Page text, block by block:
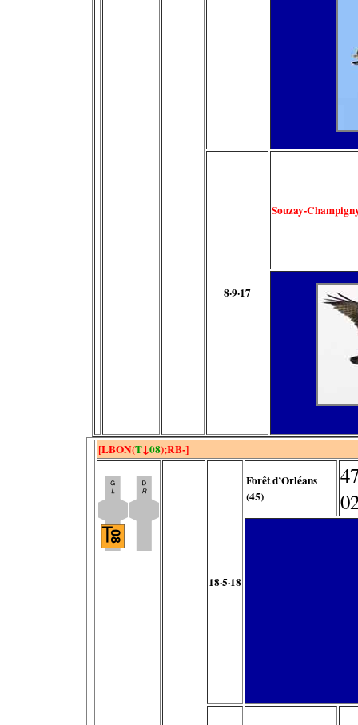
8·9·17
Souzay-
[LBON(T↓08);RB-]
18·5·18
Forêt d’Orléans
(45)